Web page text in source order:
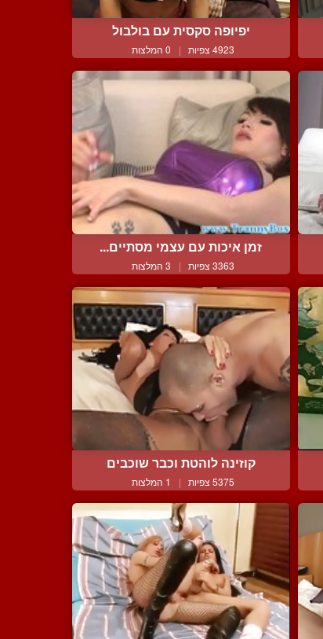
יפיופה סקסית עם בולבול
4923 צפיות | 0 המלצות
זמן איכות עם עצמי מסתיים...
3363 צפיות | 3 המלצות
קוזינה לוהטת וכבר שוכבים
5375 צפיות | 1 המלצות